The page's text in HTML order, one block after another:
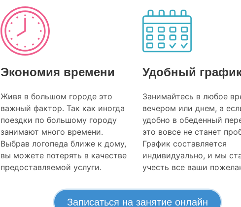
Экономия времени
Живя в большом городе это
важный фактор. Так как иногда
поездки по большому городу
занимают много времени.
Выбрав логопеда ближе к дому,
вы можете потерять в качестве
предоставляемой услуги.
Удобный
Занимайтесь в любое
вечером или днем, а
удобно в обеденный
это вовсе не станет
График составляется
индивидуально, и мы
учесть все ваши
Записаться на занятие онлайн